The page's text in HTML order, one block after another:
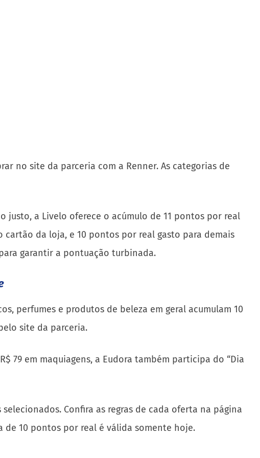
no site da parceria com a Renner. As categorias de
justo, a Livelo oferece o acúmulo de 11 pontos por real
da loja, e 10 pontos por real gasto para demais
garantir a pontuação turbinada.
perfumes e produtos de beleza em geral acumulam 10
site da parceria.
79 em maquiagens, a Eudora também participa do “Dia
Confira as regras de cada oferta na página
de 10 pontos por real é válida somente hoje.